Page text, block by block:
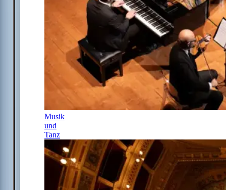
Musik
und
Tanz